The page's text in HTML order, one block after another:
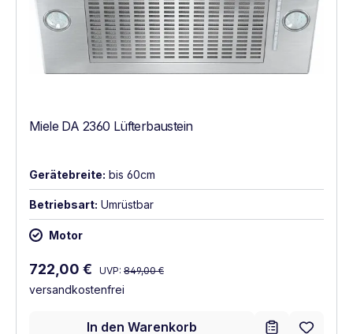
Miele DA 2360 Lüfterbaustein
Gerätebreite: bis 60cm
Betriebsart: Umrüstbar
Motor
Verkaufspreis:
722,00 € Regulärer Preis:
UVP: 849,00 €
versandkostenfrei
In den Warenkorb